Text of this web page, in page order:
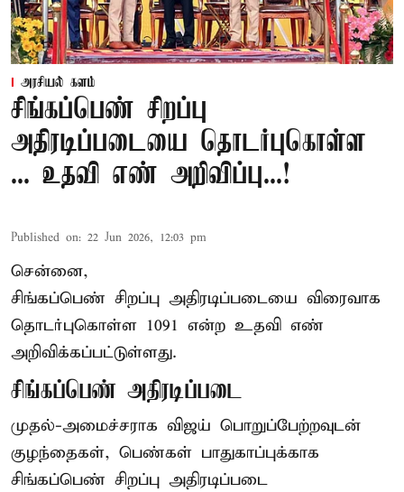
அரசியல் களம்
சிங்கப்பெண் சிறப்பு
அதிரடிப்படையை தொடர்புகொள்ள
... உதவி எண் அறிவிப்பு...!
Published on: 22 Jun 2026, 12:03 pm
சென்னை,
சிங்கப்பெண் சிறப்பு அதிரடிப்படையை விரைவாக
தொடர்புகொள்ள 1091 என்ற உதவி எண்
அறிவிக்கப்பட்டுள்ளது.
சிங்கப்பெண் அதிரடிப்படை
முதல்-அமைச்சராக விஜய் பொறுப்பேற்றவுடன்
குழந்தைகள், பெண்கள் பாதுகாப்புக்காக
சிங்கப்பெண் சிறப்பு அதிரடிப்படை